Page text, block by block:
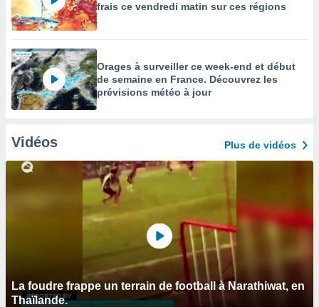
frais ce vendredi matin sur ces régions
Orages à surveiller ce week-end et début
de semaine en France. Découvrez les
prévisions météo à jour
Vidéos Plus de vidéos
La foudre frappe un terrain de football à Narathiwat, en
Thaïlande.